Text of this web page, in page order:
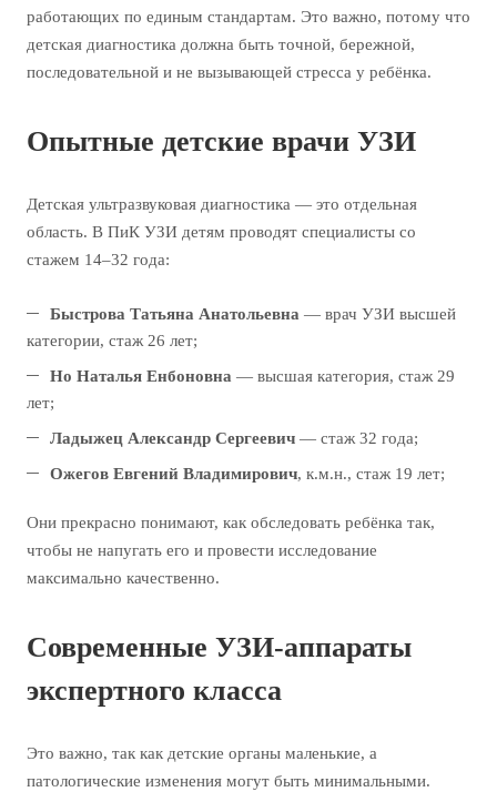
работающих по единым стандартам. Это важно, потому что
детская диагностика должна быть точной, бережной,
последовательной и не вызывающей стресса у ребёнка.
Опытные детские врачи УЗИ
Детская ультразвуковая диагностика — это отдельная
область. В ПиК УЗИ детям проводят специалисты со
стажем 14–32 года:
Быстрова Татьяна Анатольевна — врач УЗИ высшей
категории, стаж 26 лет;
Но Наталья Енбоновна — высшая категория, стаж 29
лет;
Ладыжец Александр Сергеевич — стаж 32 года;
Ожегов Евгений Владимирович, к.м.н., стаж 19 лет;
Они прекрасно понимают, как обследовать ребёнка так,
чтобы не напугать его и провести исследование
максимально качественно.
Современные УЗИ-аппараты
экспертного класса
Это важно, так как детские органы маленькие, а
патологические изменения могут быть минимальными.